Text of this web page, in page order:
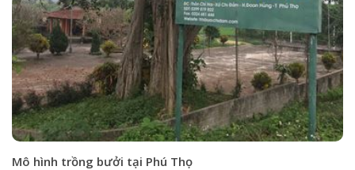
Mô hình trồng bưởi tại Phú Thọ